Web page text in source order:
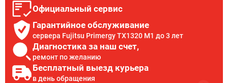
Официальный сервис
Гарантийное обслуживание
сервера Fujitsu Primergy TX1320 M1 до 3 лет
Диагностика за наш счет,
ремонт по желанию
Бесплатный выезд курьера
в день обращения